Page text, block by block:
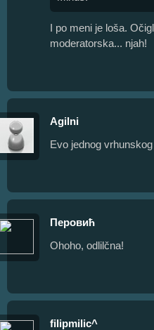
I po meni je loša.
moderatorska... njah!
Agilni
Evo jednog
Перовић
Ohoho, odlilčna!
filipmilic^